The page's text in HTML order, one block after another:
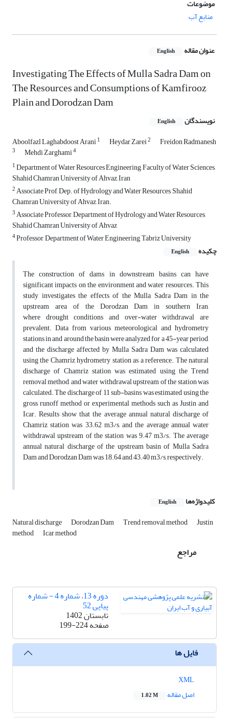
موضوعات
منابع آب
عنوان مقاله English
Investigating The Effects of Mulla Sadra Dam on
The Resources and Consumptions of Kamfirooz
Plain and Dorodzan Dam
نویسندگان English
Aboolfazl Laghabdoost Arani1 Heydar Zarei2 Freidon Radmanesh
3 Mehdi Zarghami4
1Department of Water Resources Engineering, Faculty of Water Sciences,
Shahid Chamran University of Ahvaz, Iran
2Associate Prof, Dep. of Hydrology and Water Resources, Shahid
Chamran University of Ahvaz, Iran.
3Associate Professor, Department of Hydrology and Water Resources,
Shahid Chamran University of Ahvaz
4Professor, Department of Water Engineering, Tabriz University
چکیده
English
The construction of dams in downstream basins can have
significant impacts on the environment and water resources. This
study investigates the effects of the Mulla Sadra Dam in the
upstream area of the Dorodzan Dam in southern Iran,
where drought conditions and over-water withdrawal are
prevalent. Data from various meteorological and hydrometry
stations in and around the basin were analyzed for a 45-year period,
and the discharge affected by Mulla Sadra Dam was calculated
using the Chamriz hydrometry station as a reference. The natural
discharge of Chamriz station was estimated using the Trend
removal method, and water withdrawal upstream of the station was
calculated. The discharge of 11 sub-basins was estimated using the
gross runoff method or experimental methods such as Justin and
Icar. Results show that the average annual natural discharge of
Chamriz station was 33.62 m3/s, and the average annual water
withdrawal upstream of the station was 9.47 m3/s. The average
annual natural discharge of the upstream basin of Mulla Sadra
Dam and Dorodzan Dam was 18.64 and 43.40 m3/s, respectively.
کلیدواژه‌ها English
Natural discharge Dorodzan Dam Trend removal method Justin
method Icar method
مراجع
دوره 13، شماره 4 - شماره
پیاپی 52
تابستان 1402
صفحه199-224
فایل ها
اصل مقاله
1.02 M